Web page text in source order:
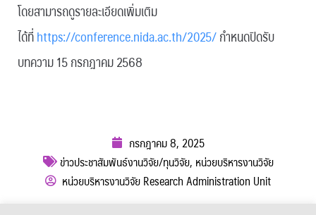
โดยสามารถดูรายละเอียดเพิ่มเติม
ได้ที่https://conference.nida.ac.th/2025/กำหนดปิดรับ
บทความ 15 กรกฎาคม 2568
กรกฎาคม 8, 2025
ข่าวประชาสัมพันธ์งานวิจัย/ทุนวิจัย, หน่วยบริหารงานวิจัย
หน่วยบริหารงานวิจัย Research Administration Unit